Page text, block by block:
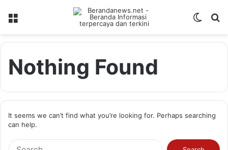
Menu
Switch
Nothing Found
It seems we can’t find what you’re looking for. Perhaps searching
can help.
Search